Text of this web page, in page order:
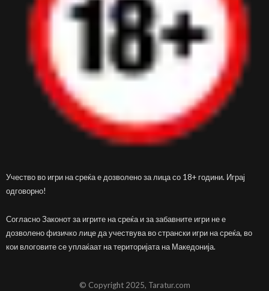
Учество во игри на среќа е дозволено за лица со 18+ години. Играј
одговорно!
Согласно Законот за игрите на среќа и за забавните игри не е
дозволено физичко лице да учествува во странски игри на среќа, во
кои влоговите се уплаќаат на територијата на Македонија.
© Copyright 2025, Taratur.com